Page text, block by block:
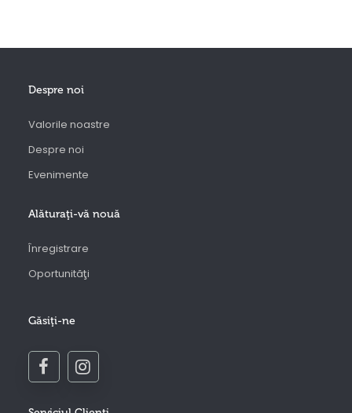
Despre noi
Valorile noastre
Despre noi
Evenimente
Alăturaţi-vă nouă
Înregistrare
Oportunităţi
Găsiţi-ne